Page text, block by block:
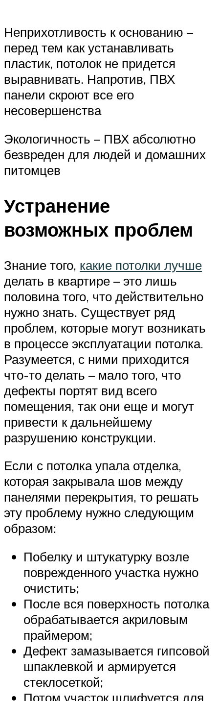
Неприхотливость к основанию –
перед тем как устанавливать
пластик, потолок не придется
выравнивать. Напротив, ПВХ
панели скроют все его
несовершенства
Экологичность – ПВХ абсолютно
безвреден для людей и домашних
питомцев
Устранение
возможных проблем
Знание того, какие потолки лучше
делать в квартире – это лишь
половина того, что действительно
нужно знать. Существует ряд
проблем, которые могут возникать
в процессе эксплуатации потолка.
Разумеется, с ними приходится
что-то делать – мало того, что
дефекты портят вид всего
помещения, так они еще и могут
привести к дальнейшему
разрушению конструкции.
Если с потолка упала отделка,
которая закрывала шов между
панелями перекрытия, то решать
эту проблему нужно следующим
образом:
Побелку и штукатурку возле
поврежденного участка нужно
очистить;
После вся поверхность потолка
обрабатывается акриловым
праймером;
Дефект замазывается гипсовой
шпаклевкой и армируется
стеклосеткой;
Потом участок шлифуется для